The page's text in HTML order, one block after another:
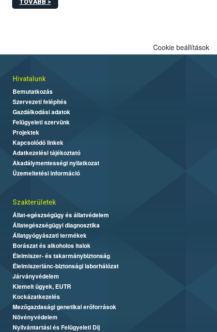
hatósági feladatokat, valamint a veszélyes eb tartását és annak
TOVÁBB >
Cookie beállítások
Hivatalunk
Bemutatkozás
Szervezeti felépítés
Gazdálkodási adatok
Felügyeleti szervünk
Projektek
Kapcsolódó linkek
Adatkezelési tájékoztató
Akadálymentességi nyilatkozat
Üzemeltetési információ
Szakterületek
Állat-egészségügy és állatvédelem
Állategészségügyi diagnosztika
Állatgyógyászati termékek
Borászat és alkoholos italok
Élelmiszer- és takarmánybiztonság
Élelmiszerlánc-biztonsági laborhálózat
Járványvédelem
Kiemelt ügyek, EUTR
Kockázatkezelés
Mezőgazdasági genetikai erőforrások
Növényvédelem
Nyilvántartási és Felügyeleti Díj